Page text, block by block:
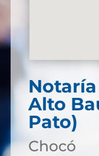
Alto
Pato)
Chocó